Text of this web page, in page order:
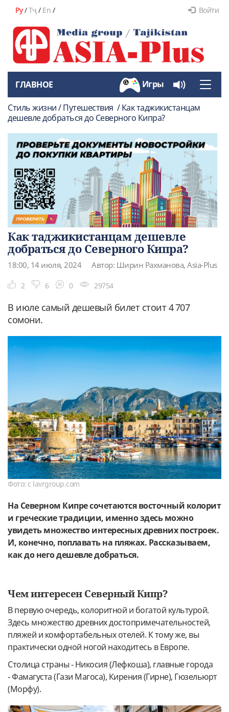
Ру/Тҷ/ En / Войти
Toggle
ГЛАВНОЕ Игры
Стиль жизни / Путешествия / Как таджикистанцам
дешевле добраться до Северного Кипра?
Как таджикистанцам дешевле
добраться до Северного Кипра?
18:00, 14 июля, 2024 Автор: Ширин Рахманова, Asia-Plus
2 6 0 29754
В июле самый дешевый билет стоит 4 707
сомони.
Фото: c lavrgroup.com
На Северном Кипре сочетаются восточный колорит
и греческие традиции, именно здесь можно
увидеть множество интересных древних построек.
И, конечно, поплавать на пляжах. Рассказываем,
как до него дешевле добраться.
Чем интересен Северный Кипр?
В первую очередь, колоритной и богатой культурой.
Здесь множество древних достопримечательностей,
пляжей и комфортабельных отелей. К тому же, вы
практически одной ногой находитесь в Европе.
Столица страны - Никосия (Лефкоша), главные города
- Фамагуста (Гази Магоса), Кирения (Гирне), Гюзельюрт
(Морфу).